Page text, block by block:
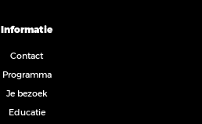
Informatie
Contact
Programma
Je bezoek
Educatie